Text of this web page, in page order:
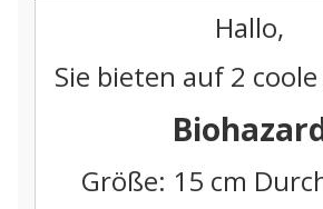
Hallo,
Sie bieten auf 2
Größe: 15 cm